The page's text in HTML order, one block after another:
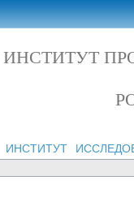
ИНСТИТУТ
ИНСТИТУТ